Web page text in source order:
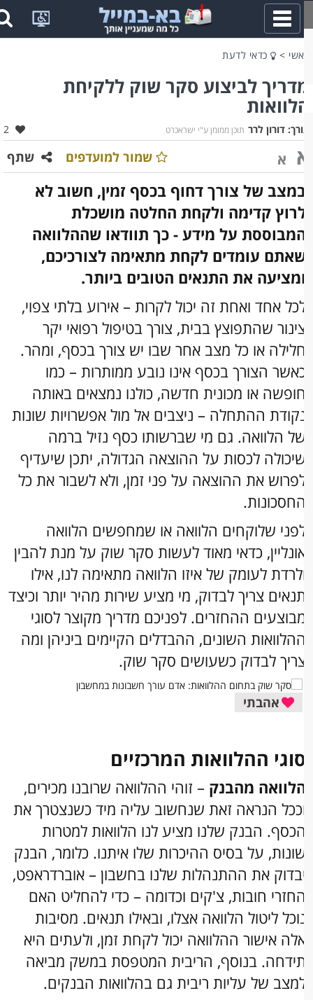
פתח
תפריט
> כדאי לדעת
לביצוע סקר שוק ללקיחת
תוכן ממומן ע"י ישראכרט דורון לרר אהבו:
2
שתף שמור למועדפים
של צורך דחוף בכסף זמין, חשוב לא
קדימה ולקחת החלטה מושכלת
על מידע - כך תוודאו שההלוואה
עומדים לקחת מתאימה לצורכיכם,
את התנאים הטובים ביותר.
אחד ואחת זה יכול לקרות – אירוע בלתי צפוי,
שהתפוצץ בבית, צורך בטיפול רפואי יקר
או כל מצב אחר שבו יש צורך בכסף, ומהר.
הצורך בכסף אינו נובע ממותרות – כמו
או מכונית חדשה, כולנו נמצאים באותה
ההתחלה – ניצבים אל מול אפשרויות שונות
הלוואה. גם מי שברשותו כסף נזיל ברמה
לכסות על ההוצאה הגדולה, יתכן שיעדיף
את ההוצאה על פני זמן, ולא לשבור את כל
שלוקחים הלוואה או שמחפשים הלוואה
כדאי מאוד לעשות סקר שוק על מנת להבין
לעומק של איזו הלוואה מתאימה לנו, אילו
צריך לבדוק, מי מציע שירות מהיר יותר וכיצד
ההחזרים. לפניכם מדריך מקוצר לסוגי
השונים, ההבדלים הקיימים ביניהן ומה
לבדוק כשעושים סקר שוק.
אהבתי
ההלוואות המרכזיים
מהבנק– זוהי ההלוואה שרובנו מכירים,
הנראה זאת שנחשוב עליה מיד כשנצטרך את
הבנק שלנו מציע לנו הלוואות למטרות
על בסיס ההיכרות שלו איתנו. כלומר, הבנק
את ההתנהלות שלנו בחשבון – אוברדראפט,
חובות, צ'קים וכדומה – כדי להחליט האם
ליטול הלוואה אצלו, ובאילו תנאים. מסיבות
אישור ההלוואה יכול לקחת זמן, ולעתים היא
בנוסף, הריבית המטפסת במשק מביאה
של עליות ריבית גם בהלוואות הבנקים.